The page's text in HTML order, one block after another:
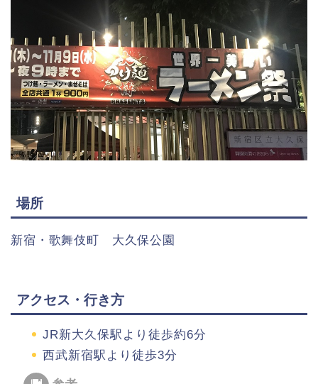
場所
新宿・歌舞伎町 大久保公園
アクセス・行き方
JR新大久保駅より徒歩約6分
西武新宿駅より徒歩3分